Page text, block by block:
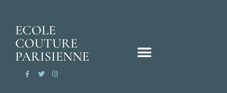
ECOLE
COUTURE
PARISIENNE